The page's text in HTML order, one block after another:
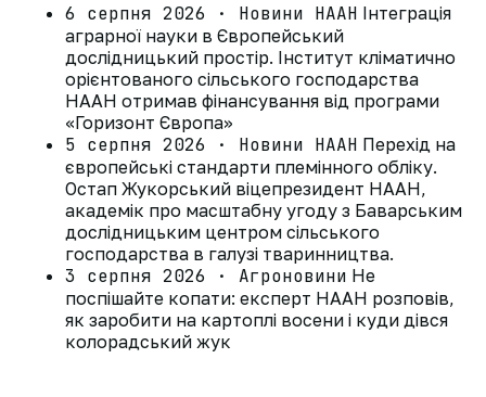
6 серпня 2026 · Новини НААН Інтеграція
аграрної науки в Європейський
дослідницький простір. Інститут кліматично
орієнтованого сільського господарства
НААН отримав фінансування від програми
«Горизонт Європа»
5 серпня 2026 · Новини НААН Перехід на
європейські стандарти племінного обліку.
Остап Жукорський віцепрезидент НААН,
академік про масштабну угоду з Баварським
дослідницьким центром сільського
господарства в галузі тваринництва.
3 серпня 2026 · Агроновини Не
поспішайте копати: експерт НААН розповів,
як заробити на картоплі восени і куди дівся
колорадський жук